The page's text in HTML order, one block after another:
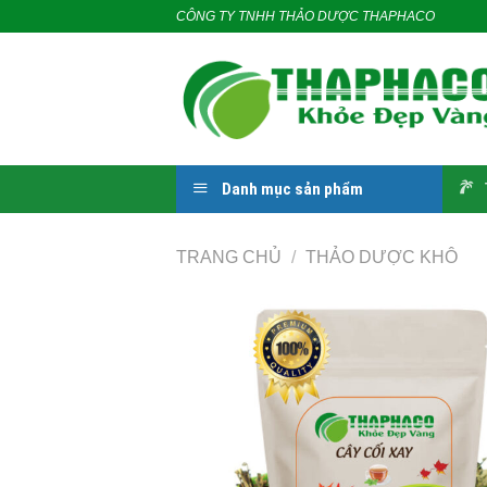
CÔNG TY TNHH THẢO DƯỢC THAPHACO
Danh mục sản phẩm
TRANG CHỦ / THẢO DƯỢC KHÔ